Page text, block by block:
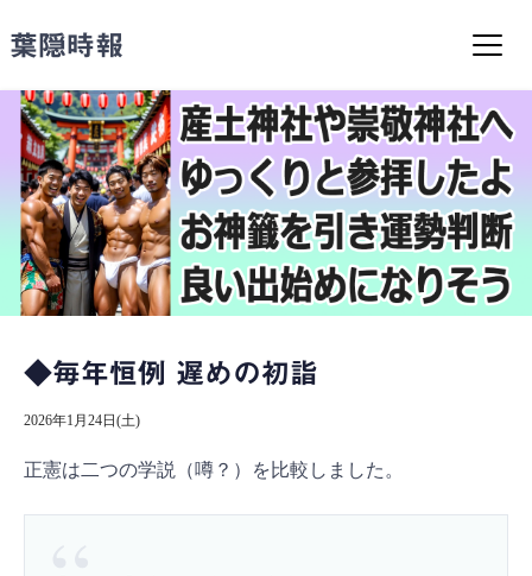
ン葉隠時報
◆毎年恒例 遅めの初詣
2026年1月24日(土)
正憲は二つの学説（噂？）を比較しました。